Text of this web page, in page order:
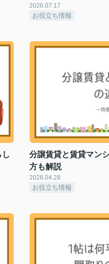
2026.07.17
お役立ち情報
分譲賃貸と賃貸マン
方も解説
2026.04.28
お役立ち情報